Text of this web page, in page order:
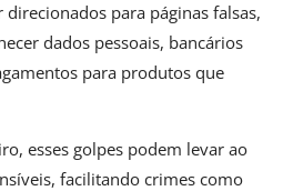
para páginas falsas,
dados pessoais, bancários
para produtos que
esses golpes podem levar ao
facilitando crimes como